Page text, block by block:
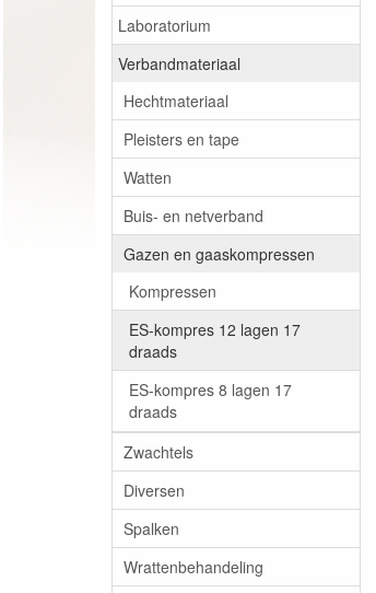
Laboratorium
Verbandmateriaal
Hechtmateriaal
Pleisters en tape
Watten
Buis- en netverband
Gazen en gaaskompressen
Kompressen
ES-kompres 12 lagen 17
draads
ES-kompres 8 lagen 17
draads
Zwachtels
Diversen
Spalken
Wrattenbehandeling